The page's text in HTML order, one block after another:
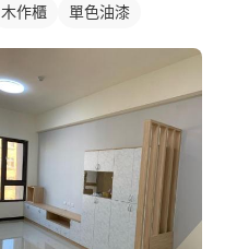
木作櫃 單色油漆